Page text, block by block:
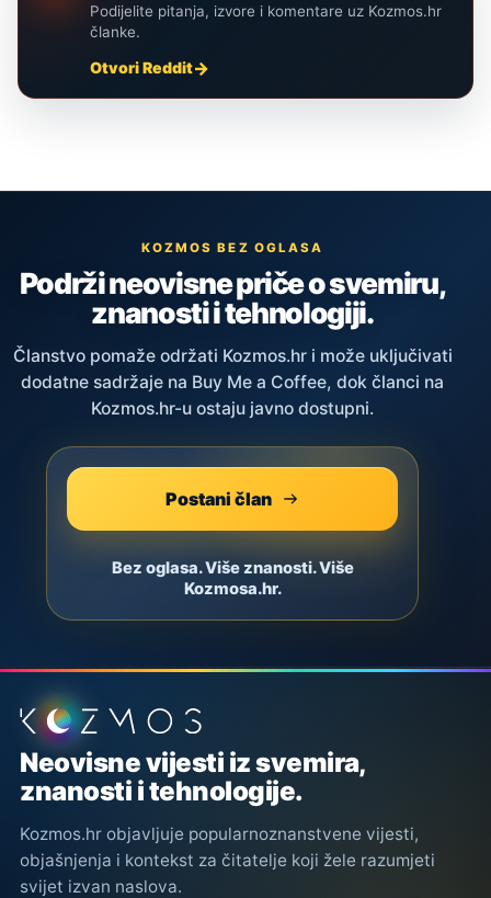
Podijelite pitanja, izvore i komentare uz Kozmos.hr
članke.
Otvori Reddit
KOZMOS BEZ OGLASA
Podrži neovisne priče o svemiru,
znanosti i tehnologiji.
Članstvo pomaže održati Kozmos.hr i može uključivati
dodatne sadržaje na Buy Me a Coffee, dok članci na
Kozmos.hr-u ostaju javno dostupni.
Postani član
Bez oglasa. Više znanosti. Više
Kozmosa.hr.
Podnožje stranice
Neovisne vijesti iz svemira,
znanosti i tehnologije.
Kozmos.hr objavljuje popularnoznanstvene vijesti,
objašnjenja i kontekst za čitatelje koji žele razumjeti
svijet izvan naslova.